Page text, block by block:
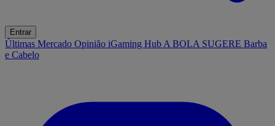
Entrar
Últimas Mercado Opinião iGaming Hub A BOLA SUGERE Barba
e Cabelo